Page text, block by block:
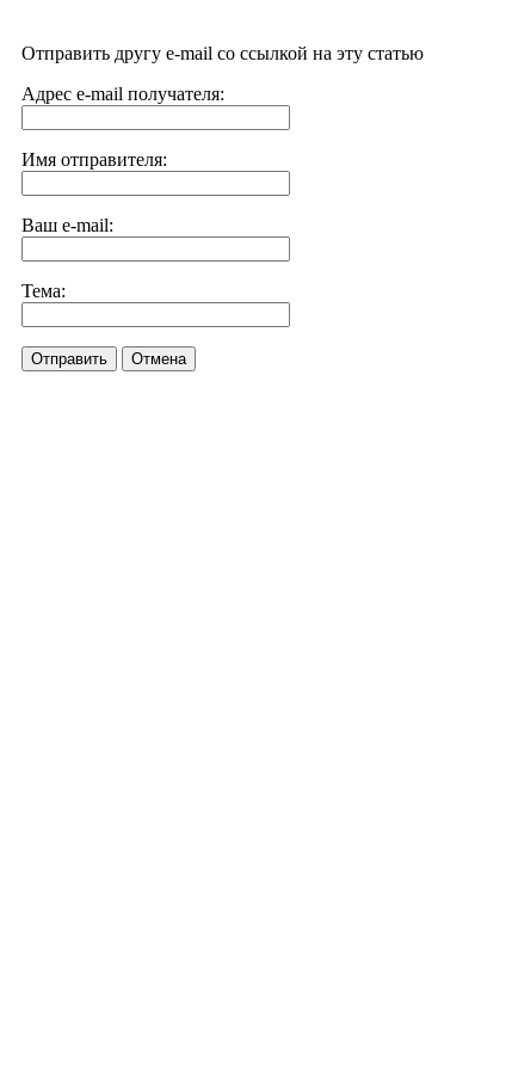
Отправить другу e-mail со ссылкой на эту статью
Адрес e-mail получателя:
Имя отправителя:
Ваш e-mail:
Тема:
Отправить Отмена